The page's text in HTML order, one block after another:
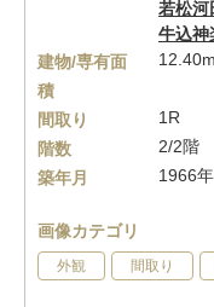
若松河
牛込神
建物/専有面
積
間取り
1R
階数
2/2階
築年月
1966
画像カテゴリ
外観 間取り